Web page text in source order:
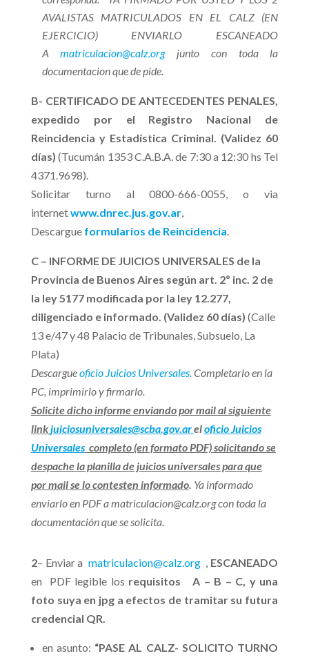
AVALISTAS MATRICULADOS EN EL CALZ (EN
EJERCICIO) ENVIARLO ESCANEADO
Amatriculacion@calz.orgjunto con toda la
documentacion que de pide.
B- CERTIFICADO DE ANTECEDENTES PENALES,
expedido por el Registro Nacional de
Reincidencia y Estadística Criminal. (Validez 60
días) (Tucumán 1353 C.A.B.A. de 7:30 a 12:30 hs Tel
4371.9698).
Solicitar turno al 0800-666-0055, o via
internetwww.dnrec.jus.gov.ar,
Descargue formularios de Reincidencia.
C – INFORME DE JUICIOS UNIVERSALES de la
Provincia de Buenos Aires según art. 2º inc. 2 de
la ley 5177 modificada por la ley 12.277,
diligenciado e informado. (Validez 60 días) (Calle
13 e/47 y 48 Palacio de Tribunales, Subsuelo, La
Plata)
Descargueoficio Juicios Universales. Completarlo en la
PC, imprimirlo y firmarlo.
Solicite dicho informe enviando por mail al siguiente
linkjuiciosuniversales@scba.gov.areloficio Juicios
Universalescompleto (en formato PDF) solicitando se
despache la planilla de juicios universales para que
por mail se lo contesten informado. Ya informado
enviarlo en PDF a matriculacion@calz.org con toda la
documentación que se solicita.
2– Enviar a matriculacion@calz.org, ESCANEADO
en PDF legible los requisitos
A – B – C, y una
foto suya en jpg a efectos de tramitar su futura
credencial QR.
en asunto: “PASE AL CALZ- SOLICITO TURNO